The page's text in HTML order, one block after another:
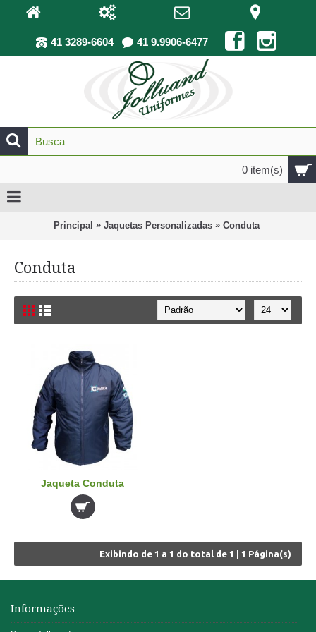
41 3289-6604 41 9.9906-6477
0 item(s)
Principal » Jaquetas Personalizadas» Conduta
Conduta
Jaqueta Conduta
Exibindo de 1 a 1 do total de 1 1 Página(s)
Informações